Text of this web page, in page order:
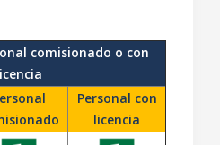
comisionado o con
Personal con
licencia